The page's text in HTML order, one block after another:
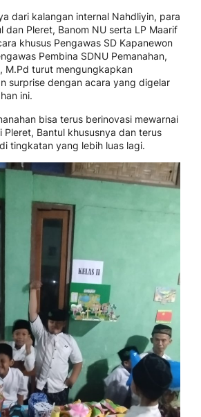
dari kalangan internal Nahdliyin, para
dan Pleret, Banom NU serta LP Maarif
khusus Pengawas SD Kapanewon
Pembina SDNU Pemanahan,
M.Pd turut mengungkapkan
surprise dengan acara yang digelar
ini.
bisa terus berinovasi mewarnai
Pleret, Bantul khususnya dan terus
tingkatan yang lebih luas lagi.